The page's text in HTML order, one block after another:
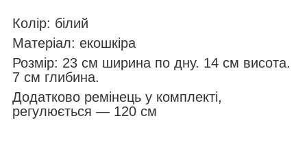
Колір: білий
Матеріал: екошкіра
Розмір: 23 см ширина по дну. 14 см висота.
7 см глибина.
Додатково ремінець у комплекті,
регулюється — 120 см